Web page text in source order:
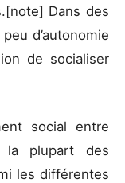
Dans des
d’autonomie
de socialiser
social entre
la plupart des
les différentes